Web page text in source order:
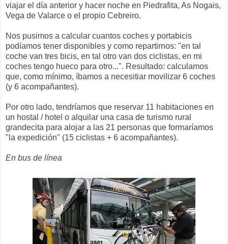
viajar el día anterior y hacer noche en Piedrafita, As Nogais,
Vega de Valarce o el propio Cebreiro.
Nos pusimos a calcular cuantos coches y portabicis
podíamos tener disponibles y como repartirnos: "en tal
coche van tres bicis, en tal otro van dos ciclistas, en mi
coches tengo hueco para otro...". Resultado: calculamos
que, como mínimo, íbamos a necesitiar movilizar 6 coches
(y 6 acompañantes).
Por otro lado, tendríamos que reservar 11 habitaciones en
un hostal / hotel o alquilar una casa de turismo rural
grandecita para alojar a las 21 personas que formaríamos
"la expedición" (15 ciclistas + 6 acompañantes).
En bus de línea